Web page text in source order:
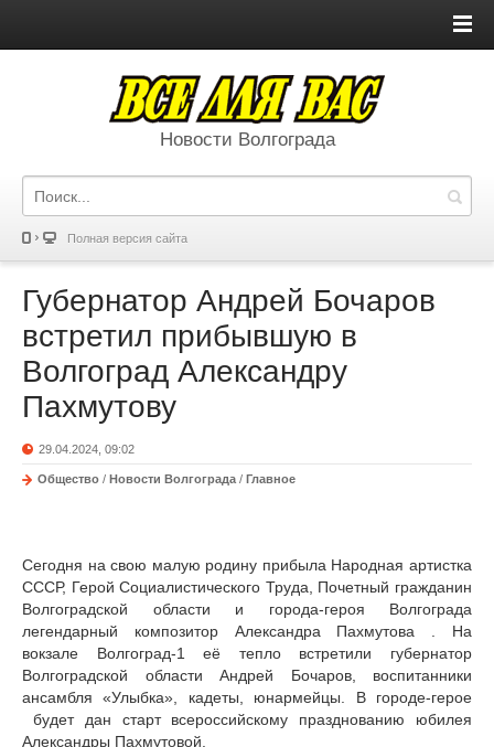
Новости Волгограда
Полная версия сайта
Губернатор Андрей Бочаров
встретил прибывшую в
Волгоград Александру
Пахмутову
29.04.2024, 09:02
Общество / Новости Волгограда / Главное
Сегодня на свою малую родину прибыла Народная артистка
СССР, Герой Социалистического Труда, Почетный гражданин
Волгоградской области и города-героя Волгограда
легендарный композитор Александра Пахмутова . На
вокзале Волгоград-1 её тепло встретили губернатор
Волгоградской области Андрей Бочаров, воспитанники
ансамбля «Улыбка», кадеты, юнармейцы. В городе-герое
будет дан старт всероссийскому празднованию юбилея
Александры Пахмутовой.